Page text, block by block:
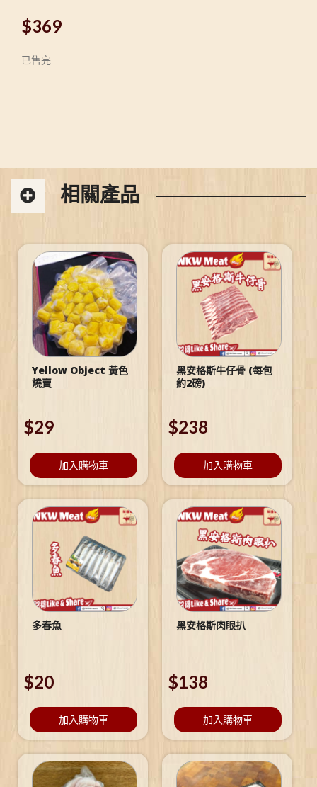
$369
已售完
相關產品
Yellow Object 黃色
燒賣
$29
加入購物車
黑安格斯牛仔骨 (每包
約2磅)
$238
加入購物車
多春魚
$20
加入購物車
黑安格斯肉眼扒
$138
加入購物車